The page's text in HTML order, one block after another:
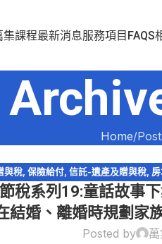
集課程最新消息服務項目 FAQS
Home
與稅, 保險給付, 信託-遺產及贈與稅,
承,輕鬆節稅, 農地,遺產特留分,配偶剩
稅系列19:童話故事
結婚、離婚時規劃家
Posted by